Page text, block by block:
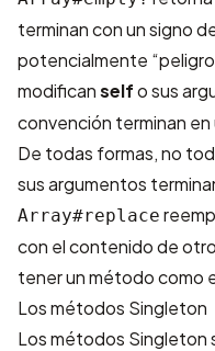
terminan con un signo
potencialmente
modificanselfo sus
convención terminan
De todas formas, no
sus argumentos
Array#replace
con el contenido de
tener un método como
Los métodos Singleton
Los métodos